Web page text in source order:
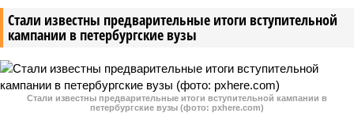
Стали известны предварительные итоги вступительной
кампании в петербургские вузы
Стали известны предварительные итоги вступительной кампании в
петербургские вузы (фото: pxhere.com)